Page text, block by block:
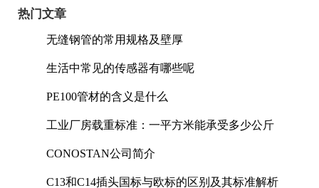
热门文章
无缝钢管的常用规格及壁厚
生活中常见的传感器有哪些呢
PE100管材的含义是什么
工业厂房载重标准：一平方米能承受多少公斤
CONOSTAN公司简介
C13和C14插头国标与欧标的区别及其标准解析